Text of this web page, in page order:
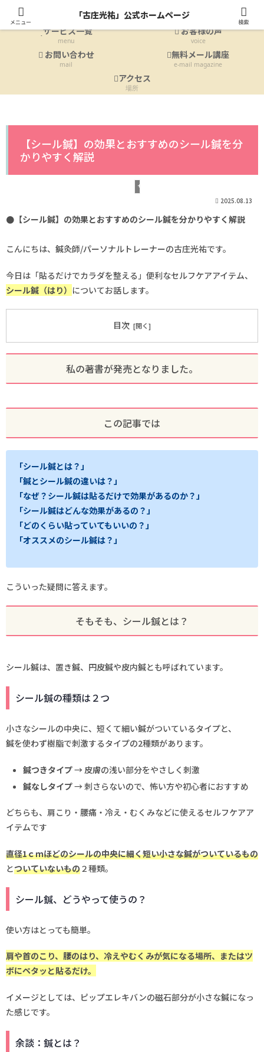
profile
サービス一覧
menu
お客様の声
voice
お問い合わせ
mail
無料メール講座
e-mail magazine
アクセス
場所
【シール鍼】の効果とおすすめのシール鍼を分
かりやすく解説
サービス詳細
2025.08.13
●【シール鍼】の効果とおすすめのシール鍼を分かりやすく解説
こんにちは、鍼灸師/パーソナルトレーナーの古庄光祐です。
今日は「貼るだけでカラダを整える」便利なセルフケアアイテム、
シール鍼（はり） についてお話します。
目次
私の著書が発売となりました。
この記事では
「シール鍼とは？」
「鍼とシール鍼の違いは？」
「なぜ？シール鍼は貼るだけで効果があるのか？」
「シール鍼はどんな効果があるの？」
「どのくらい貼っていてもいいの？」
「オススメのシール鍼は？」
こういった疑問に答えます。
そもそも、シール鍼とは？
シール鍼は、置き鍼、円皮鍼や皮内鍼とも呼ばれています。
シール鍼の種類は２つ
小さなシールの中央に、短くて細い鍼がついているタイプと、
鍼を使わず樹脂で刺激するタイプの2種類があります。
鍼つきタイプ→ 皮膚の浅い部分をやさしく刺激
鍼なしタイプ→ 刺さらないので、怖い方や初心者におすすめ
どちらも、肩こり・腰痛・冷え・むくみなどに使えるセルフケアア
イテムです
直径1ｃｍほどのシールの中央に細く短い小さな鍼がついているもの
とついていないもの２種類。
シール鍼、どうやって使うの？
使い方はとっても簡単。
肩や首のこり、腰のはり、冷えやむくみが気になる場所、またはツ
ボにペタッと貼るだけ。
イメージとしては、ピップエレキバンの磁石部分が小さな鍼になっ
た感じです。
余談：鍼とは？
メニュー
「古庄光祐」公式ホームページ
検索